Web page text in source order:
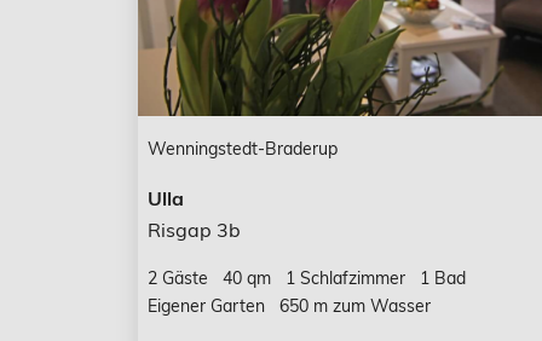
Wenningstedt-Braderup
Ulla
Risgap 3b
2 Gäste 40 qm 1 Schlafzimmer
1 Bad
Eigener Garten
650 m zum Wasser